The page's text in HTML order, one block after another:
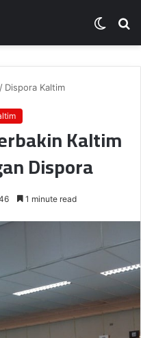
Switch
skin
/ Dispora Kaltim
Kaltim
Dispora
1 minute read